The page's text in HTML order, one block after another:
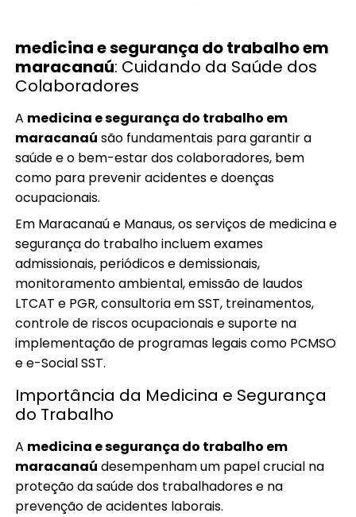
medicina e segurança do trabalho em
maracanaú: Cuidando da Saúde dos
Colaboradores
A medicina e segurança do trabalho em
maracanaú são fundamentais para garantir a
saúde e o bem-estar dos colaboradores, bem
como para prevenir acidentes e doenças
ocupacionais.
Em Maracanaú e Manaus, os serviços de medicina e
segurança do trabalho incluem exames
admissionais, periódicos e demissionais,
monitoramento ambiental, emissão de laudos
LTCAT e PGR, consultoria em SST, treinamentos,
controle de riscos ocupacionais e suporte na
implementação de programas legais como PCMSO
e e-Social SST.
Importância da Medicina e Segurança
do Trabalho
A medicina e segurança do trabalho em
maracanaú desempenham um papel crucial na
proteção da saúde dos trabalhadores e na
prevenção de acidentes laborais.